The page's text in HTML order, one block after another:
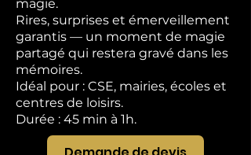
magie.
Rires, surprises et émerveillement
garantis — un moment de magie
partagé qui restera gravé dans les
mémoires.
Idéal pour : CSE, mairies, écoles et
centres de loisirs.
Durée : 45 min à 1h.